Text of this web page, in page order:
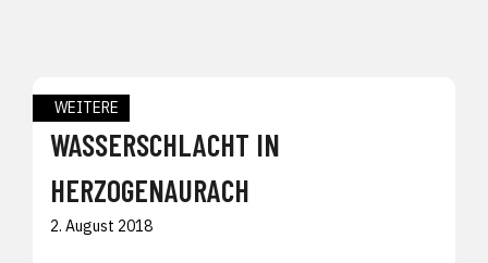
WEITERE
WASSERSCHLACHT IN
HERZOGENAURACH
2. August 2018